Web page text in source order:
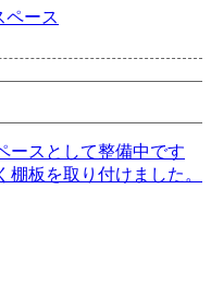
ペース
ースとして整備中です
板を取り付けました。